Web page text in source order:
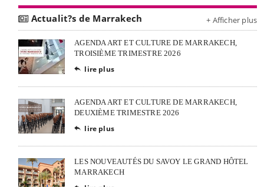
Actualit?s de Marrakech + Afficher plus
AGENDA ART ET CULTURE DE MARRAKECH,
TROISIÈME TRIMESTRE 2026
 lire plus
AGENDA ART ET CULTURE DE MARRAKECH,
DEUXIÈME TRIMESTRE 2026
 lire plus
LES NOUVEAUTÉS DU SAVOY LE GRAND HÔTEL
MARRAKECH